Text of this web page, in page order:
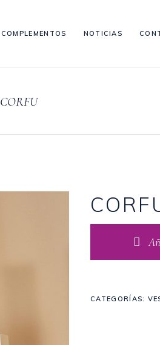
COMPLEMENTOS NOTICIAS
CORFU
CATEGORÍAS: